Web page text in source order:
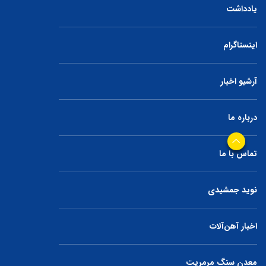
یادداشت
اینستاگرام
آرشیو اخبار
درباره ما
تماس با ما
نوید جمشیدی
اخبار آهن‌آلات
معدن سنگ مرمریت